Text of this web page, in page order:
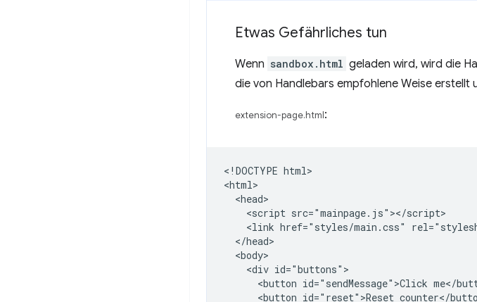
Etwas Gefährliches tun
Wenn sandbox.html geladen wird, wird die
die von Handlebars empfohlene Weise erstellt
extension-page.html :
<!DOCTYPE html>
<html>
  <head>
    <script src="mainpage.js"></script>
<link href="styles/main.css"
  </head>
  <body>
    <div id="buttons">
<button id="sendMessage">Click me</
<button id="reset">Reset counter</